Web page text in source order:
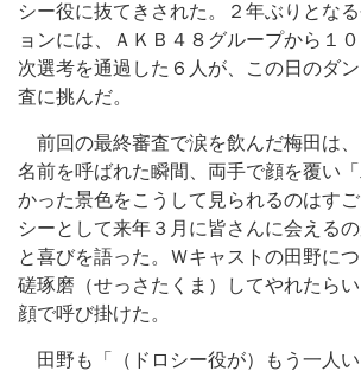
シー役に抜てきされた。２年ぶりとな
ョンには、ＡＫＢ４８グループから１
次選考を通過した６人が、この日のダ
査に挑んだ。
前回の最終審査で涙を飲んだ梅田は
名前を呼ばれた瞬間、両手で顔を覆い
かった景色をこうして見られるのはす
シーとして来年３月に皆さんに会えるの
と喜びを語った。Ｗキャストの田野に
磋琢磨（せっさたくま）してやれたら
顔で呼び掛けた。
田野も「（ドロシー役が）もう一人い